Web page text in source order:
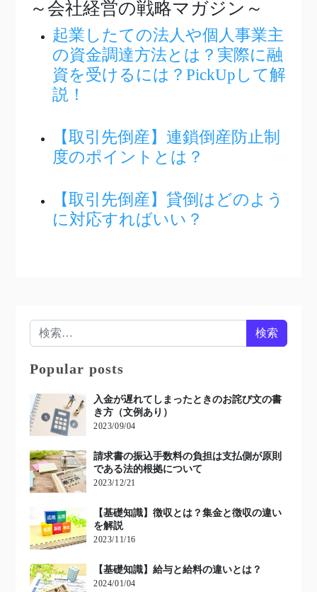
～会社経営の戦略マガジン～
起業したての法人や個人事業主
の資金調達方法とは？実際に融
資を受けるには？PickUpして解
説！
【取引先倒産】連鎖倒産防止制
度のポイントとは？
【取引先倒産】貸倒はどのよう
に対応すればいい？
検索:
Popular posts
入金が遅れてしまったときのお詫び文の書
き方（文例あり）
2023/09/04
請求書の振込手数料の負担は支払側が原則
である法的根拠について
2023/12/21
【基礎知識】徴収とは？集金と徴収の違い
を解説
2023/11/16
【基礎知識】給与と給料の違いとは？
2024/01/04